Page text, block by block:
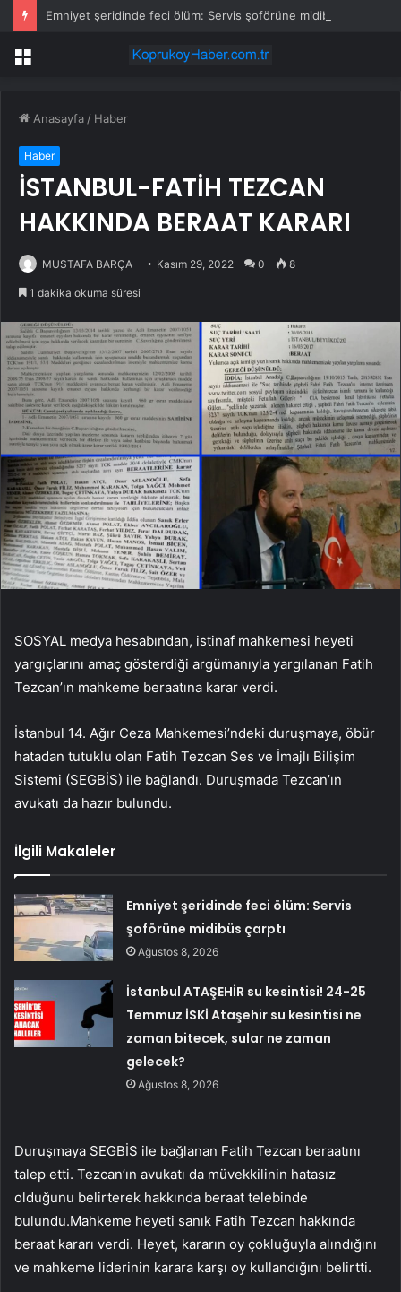
Menü
Anasayfa / Haber
Haber
İSTANBUL-FATİH TEZCAN
HAKKINDA BERAAT KARARI
MUSTAFA BARÇA Kasım 29, 2022 0 8
1 dakika okuma süresi
SOSYAL medya hesabından, istinaf mahkemesi heyeti
yargıçlarını amaç gösterdiği argümanıyla yargılanan Fatih
Tezcan’ın mahkeme beraatına karar verdi.
İstanbul 14. Ağır Ceza Mahkemesi’ndeki duruşmaya, öbür
hatadan tutuklu olan Fatih Tezcan Ses ve İmajlı Bilişim
Sistemi (SEGBİS) ile bağlandı. Duruşmada Tezcan’ın
avukatı da hazır bulundu.
İlgili Makaleler
Emniyet şeridinde feci ölüm: Servis
şoförüne midibüs çarptı
Ağustos 8, 2026
İstanbul ATAŞEHİR su kesintisi! 24-25
Temmuz İSKİ Ataşehir su kesintisi ne
zaman bitecek, sular ne zaman
gelecek?
Ağustos 8, 2026
Duruşmaya SEGBİS ile bağlanan Fatih Tezcan beraatını
talep etti. Tezcan’ın avukatı da müvekkilinin hatasız
olduğunu belirterek hakkında beraat telebinde
bulundu.Mahkeme heyeti sanık Fatih Tezcan hakkında
beraat kararı verdi. Heyet, kararın oy çokluğuyla alındığını
ve mahkeme liderinin karara karşı oy kullandığını belirtti.